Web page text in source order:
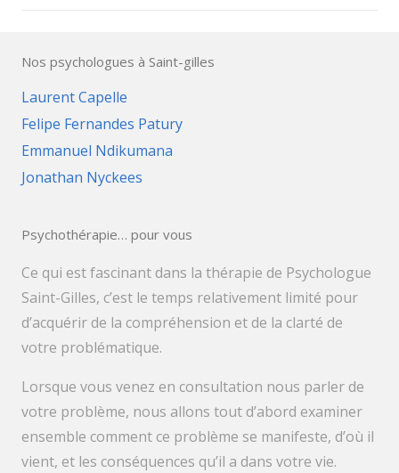
Nos psychologues à Saint-gilles
Laurent Capelle
Felipe Fernandes Patury
Emmanuel Ndikumana
Jonathan Nyckees
Psychothérapie… pour vous
Ce qui est fascinant dans la thérapie de Psychologue
Saint-Gilles, c’est le temps relativement limité pour
d’acquérir de la compréhension et de la clarté de
votre problématique.
Lorsque vous venez en consultation nous parler de
votre problème, nous allons tout d’abord examiner
ensemble comment ce problème se manifeste, d’où il
vient, et les conséquences qu’il a dans votre vie.